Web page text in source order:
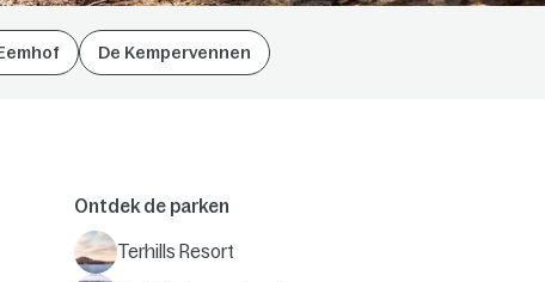
De Kempervennen
Ontdek de parken
Terhills Resort